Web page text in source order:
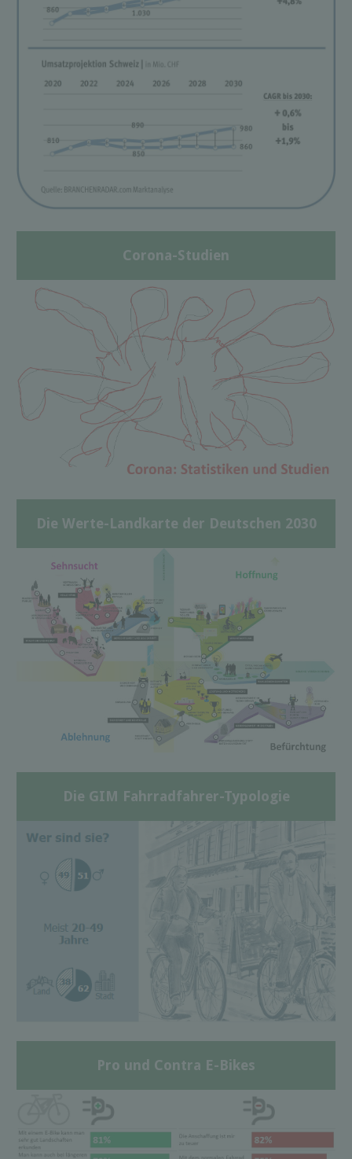
Corona-Studien
Die Werte-Landkarte der Deutschen 2030
Die GIM Fahrradfahrer-Typologie
Pro und Contra E-Bikes